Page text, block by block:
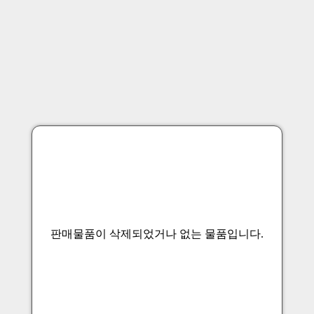
판매물품이 삭제되었거나 없는 물품입니다.